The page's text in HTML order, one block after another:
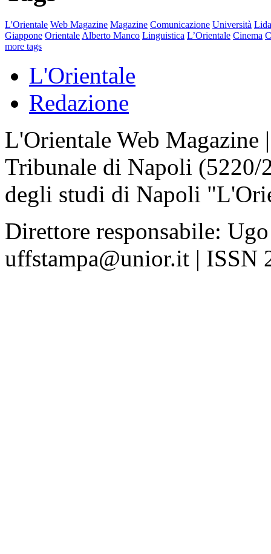
L'Orientale Web Magazine Magazine Comunicazione Università
Giappone Orientale Alberto Manco Linguistica L’Orientale Cinema
more tags
L'Orientale
Redazione
L'Orientale Web Magazine
Tribunale di Napoli
degli studi di Napoli
Direttore responsabile:
uffstampa@unior.it | ISSN